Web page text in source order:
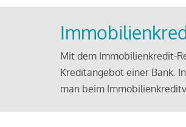
Mit dem Immobilienkredit-
Kreditangebot einer Bank.
man beim